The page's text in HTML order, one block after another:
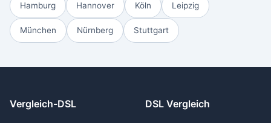
Hamburg Hannover Köln Leipzig
München Nürnberg Stuttgart
Vergleich-DSL DSL Vergleich